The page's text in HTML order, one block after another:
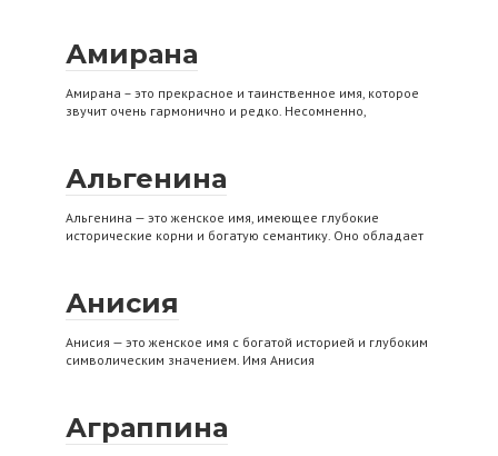
Амирана
Амирана – это прекрасное и таинственное имя, которое
звучит очень гармонично и редко. Несомненно,
Альгенина
Альгенина — это женское имя, имеющее глубокие
исторические корни и богатую семантику. Оно обладает
Анисия
Анисия — это женское имя с богатой историей и глубоким
символическим значением. Имя Анисия
Аграппина